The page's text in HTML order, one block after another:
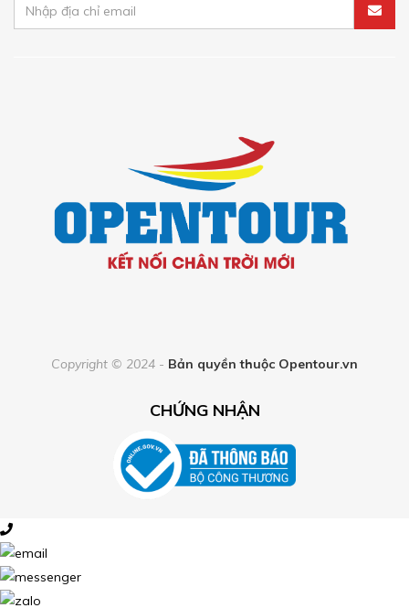
Copyright © 2024 - Bản quyền thuộc Opentour.vn
CHỨNG NHẬN